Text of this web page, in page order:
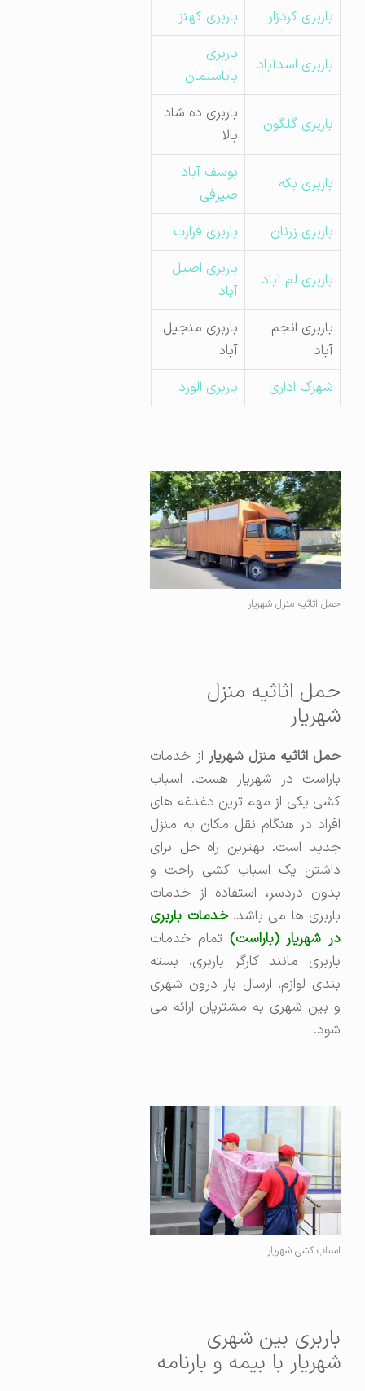
باربری کردزار باربری کهنز
باربری اسدآباد
باربری
باباسلمان
باربری گلگون
باربری ده شاد
باربری بکه
یوسف آباد
صیرفی
باربری زرنان
باربری فرارت
باربری لم آباد
باربری اصیل
باربری انجم
باربری منجیل
شهرک اداری
باربری الورد
حمل اثاثیه منزل شهریار
حمل اثاثیه منزل
شهریار
حمل اثاثیه منزل شهریاراز خدمات
باراست در شهریار هست. اسباب
کشی یکی از مهم ترین دغدغه های
افراد در هنگام نقل مکان به منزل
جدید است. بهترین راه حل برای
داشتن یک اسباب کشی راحت و
بدون دردسر، استفاده از خدمات
باربری ها می باشد.خدمات باربری
در شهریار (باراست)تمام خدمات
باربری مانند کارگر باربری، بسته
بندی لوازم، ارسال بار درون شهری
و بین شهری به مشتریان ارائه می
شود.
اسباب کشی شهریار
باربری بین شهری
شهریار با بیمه و بارنامه